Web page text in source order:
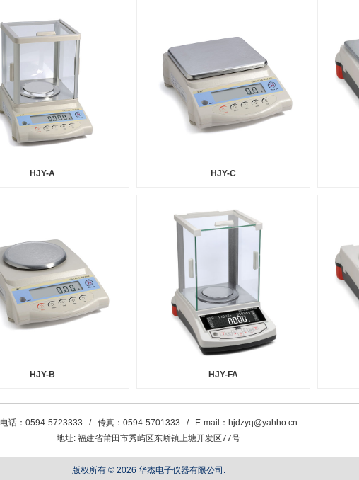
HJY-A HJY-C
HJY-B HJY-FA
电话：0594-5723333 / 传真：0594-5701333 / E-mail：hjdzyq@yahho.cn
地址: 福建省莆田市秀屿区东峤镇上塘开发区77号
版权所有 © 2026 华杰电子仪器有限公司.